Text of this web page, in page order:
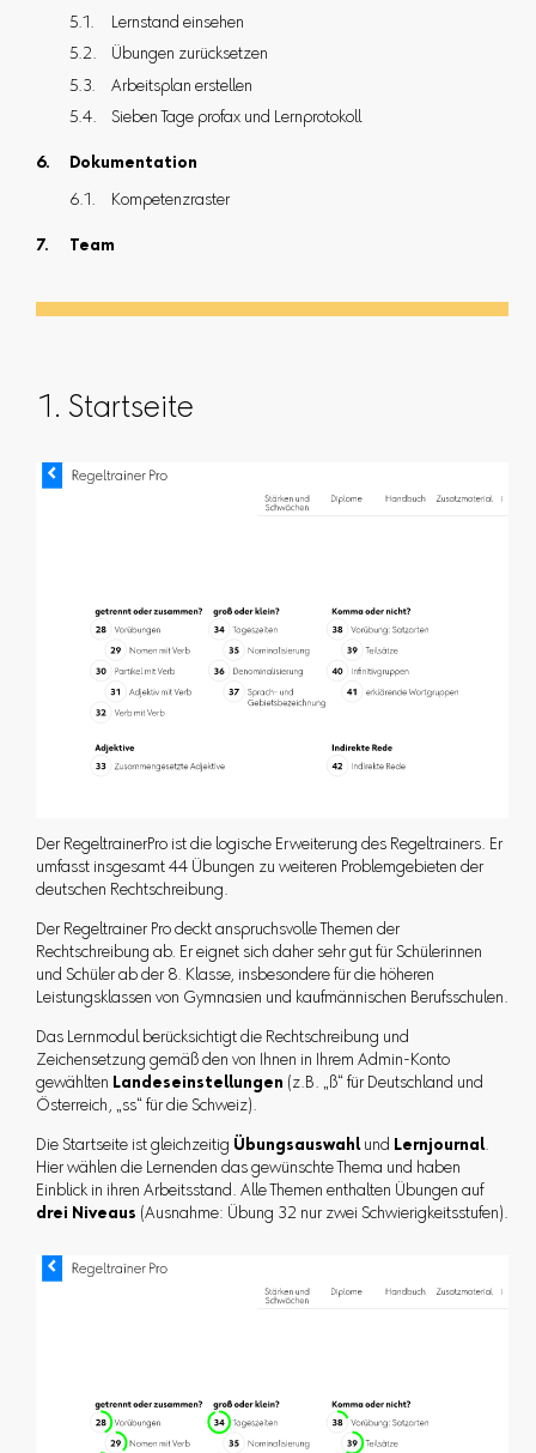
Lernstand einsehen
Übungen zurücksetzen
Arbeitsplan erstellen
Sieben Tage profax und Lernprotokoll
Dokumentation
Kompetenzraster
Team
1. Startseite
Der RegeltrainerPro ist die logische Erweiterung des Regeltrainers. Er
umfasst insgesamt 44 Übungen zu weiteren Problemgebieten der
deutschen Rechtschreibung.
Der Regeltrainer Pro deckt anspruchsvolle Themen der
Rechtschreibung ab. Er eignet sich daher sehr gut für Schülerinnen
und Schüler ab der 8. Klasse, insbesondere für die höheren
Leistungsklassen von Gymnasien und kaufmännischen Berufsschulen.
Das Lernmodul berücksichtigt die Rechtschreibung und
Zeichensetzung gemäß den von Ihnen in Ihrem Admin-Konto
gewählten Landeseinstellungen (z.B. „ß“ für Deutschland und
Österreich, „ss“ für die Schweiz).
Die Startseite ist gleichzeitig Übungsauswahlund Lernjournal.
Hier wählen die Lernenden das gewünschte Thema und haben
Einblick in ihren Arbeitsstand. Alle Themen enthalten Übungen auf
drei Niveaus (Ausnahme: Übung 32 nur zwei Schwierigkeitsstufen).